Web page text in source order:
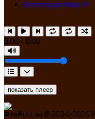
Категория: Мир IT
0:00 / 0:00
показать плеер
Россия © 2024-2026